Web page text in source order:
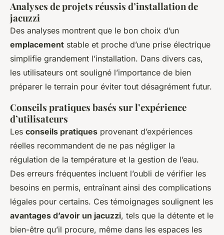
Analyses de projets réussis d’installation de
jacuzzi
Des analyses montrent que le bon choix d’un
emplacement stable et proche d’une prise électrique
simplifie grandement l’installation. Dans divers cas,
les utilisateurs ont souligné l’importance de bien
préparer le terrain pour éviter tout désagrément futur.
Conseils pratiques basés sur l’expérience
d’utilisateurs
Les conseils pratiques provenant d’expériences
réelles recommandent de ne pas négliger la
régulation de la température et la gestion de l’eau.
Des erreurs fréquentes incluent l’oubli de vérifier les
besoins en permis, entraînant ainsi des complications
légales pour certains. Ces témoignages soulignent les
avantages d’avoir un jacuzzi, tels que la détente et le
bien-être qu’il procure, même dans les espaces les